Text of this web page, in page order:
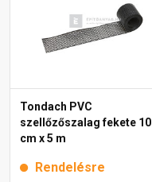
Tondach PVC
szellőzőszalag fekete 10
cm x 5 m
Rendelésre